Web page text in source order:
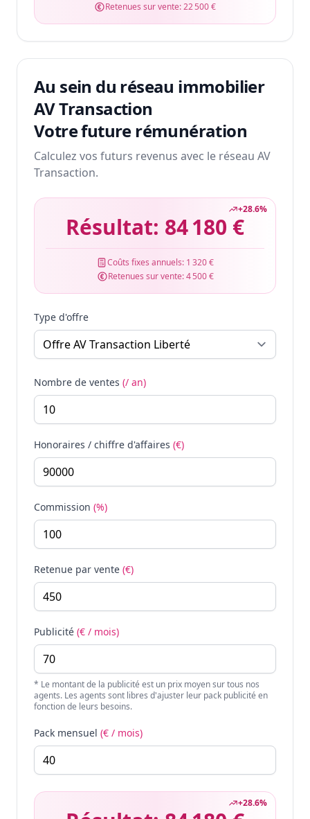
Retenues sur vente:22 500 €
Au sein du réseau immobilier
AV Transaction
Votre future rémunération
Calculez vos futurs revenus avec le réseau AV
Transaction.
+28.6%
Résultat: 84 180 €
Coûts fixes annuels: 1 320 €
Retenues sur vente:4 500 €
Type d'offre
Nombre de ventes (/ an)
Honoraires / chiffre d'affaires (€)
Commission (%)
Retenue par vente (€)
Publicité (€ / mois)
* Le montant de la publicité est un prix moyen sur tous nos
agents. Les agents sont libres d'ajuster leur pack publicité en
fonction de leurs besoins.
Pack mensuel (€ / mois)
+28.6%